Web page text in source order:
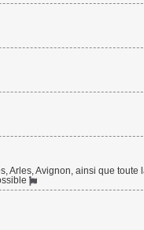
Arles, Avignon, ainsi que toute